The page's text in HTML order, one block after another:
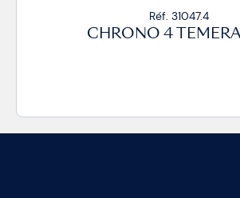
Réf. 31047.4
CHRONO 4 TEMERARIO